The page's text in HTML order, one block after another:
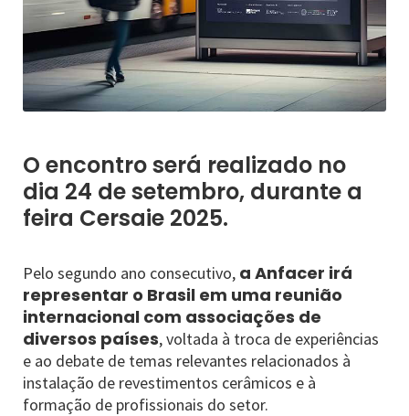
O encontro será realizado no
dia 24 de setembro, durante a
feira Cersaie 2025.
Pelo segundo ano consecutivo, a Anfacer irá
representar o Brasil em uma reunião
internacional com associações de
diversos países, voltada à troca de experiências
e ao debate de temas relevantes relacionados à
instalação de revestimentos cerâmicos e à
formação de profissionais do setor.